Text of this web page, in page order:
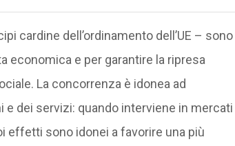
cardine dell’ordinamento dell’UE – sono
economica e per garantire la ripresa
La concorrenza è idonea ad
e dei servizi: quando interviene in mercati
effetti sono idonei a favorire una più